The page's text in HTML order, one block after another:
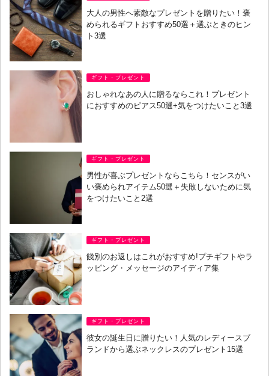
大人の男性へ素敵なプレゼントを贈りたい！褒
められるギフトおすすめ50選＋選ぶときのヒン
ト3選
ギフト・プレゼント
おしゃれなあの人に贈るならこれ！プレゼント
におすすめのピアス50選+気をつけたいこと3選
ギフト・プレゼント
男性が喜ぶプレゼントならこちら！センスがい
い褒められアイテム50選＋失敗しないために気
をつけたいこと2選
ギフト・プレゼント
餞別のお返しはこれがおすすめ!プチギフトやラ
ッピング・メッセージのアイディア集
ギフト・プレゼント
彼女の誕生日に贈りたい！人気のレディースブ
ランドから選ぶネックレスのプレゼント15選